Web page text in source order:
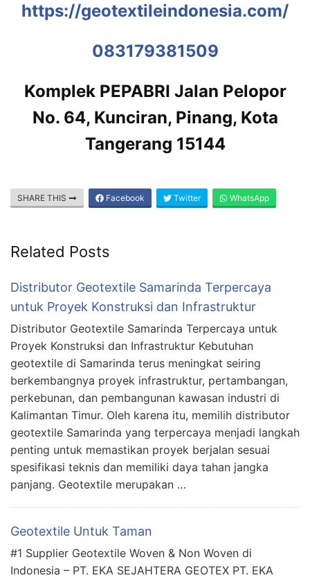
https://geotextileindonesia.com/
083179381509
Komplek PEPABRI Jalan Pelopor
No. 64, Kunciran, Pinang, Kota
Tangerang 15144
SHARE THIS Facebook Twitter WhatsApp
Related Posts
Distributor Geotextile Samarinda Terpercaya
untuk Proyek Konstruksi dan Infrastruktur
Distributor Geotextile Samarinda Terpercaya untuk
Proyek Konstruksi dan Infrastruktur Kebutuhan
geotextile di Samarinda terus meningkat seiring
berkembangnya proyek infrastruktur, pertambangan,
perkebunan, dan pembangunan kawasan industri di
Kalimantan Timur. Oleh karena itu, memilih distributor
geotextile Samarinda yang terpercaya menjadi langkah
penting untuk memastikan proyek berjalan sesuai
spesifikasi teknis dan memiliki daya tahan jangka
panjang. Geotextile merupakan …
Geotextile Untuk Taman
#1 Supplier Geotextile Woven & Non Woven di
Indonesia – PT. EKA SEJAHTERA GEOTEX PT. EKA